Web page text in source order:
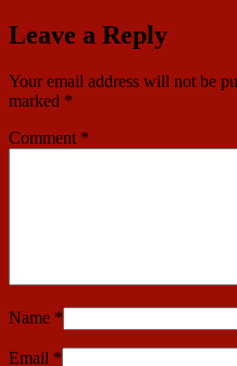
Leave a Reply
Your email address will not be
marked *
Comment *
Name *
Email *